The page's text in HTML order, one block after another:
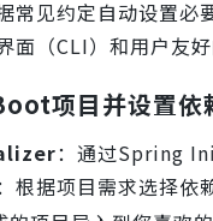
常见约定自动设置必
面（CLI）和用户友
项目并设置依
：通过Spring
根据项目需求选择依